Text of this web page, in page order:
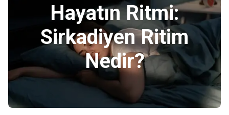
Hayatın Ritmi:
Sirkadiyen Ritim
Nedir?